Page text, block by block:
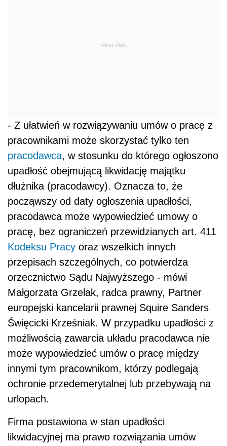
REKLAMA
- Z ułatwień w rozwiązywaniu umów o pracę z
pracownikami może skorzystać tylko ten
pracodawca, w stosunku do którego ogłoszono
upadłość obejmującą likwidację majątku
dłużnika (pracodawcy). Oznacza to, że
począwszy od daty ogłoszenia upadłości,
pracodawca może wypowiedzieć umowy o
pracę, bez ograniczeń przewidzianych art. 411
Kodeksu Pracy oraz wszelkich innych
przepisach szczególnych, co potwierdza
orzecznictwo Sądu Najwyższego - mówi
Małgorzata Grzelak, radca prawny, Partner
europejski kancelarii prawnej Squire Sanders
Święcicki Krześniak. W przypadku upadłości z
możliwością zawarcia układu pracodawca nie
może wypowiedzieć umów o pracę między
innymi tym pracownikom, którzy podlegają
ochronie przedemerytalnej lub przebywają na
urlopach.
Firma postawiona w stan upadłości
likwidacyjnej ma prawo rozwiązania umów